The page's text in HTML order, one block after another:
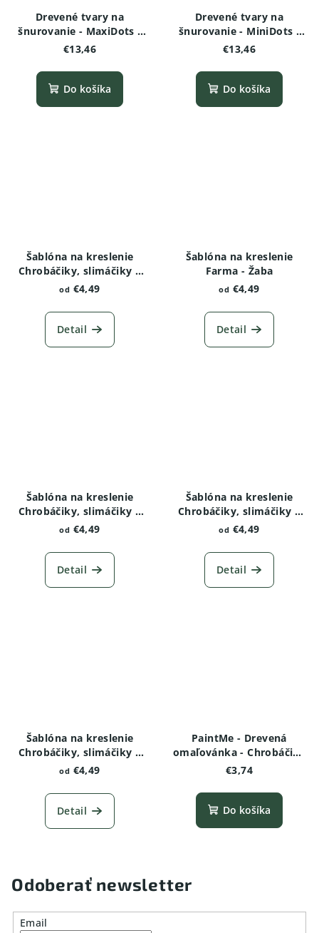
Drevené tvary na
šnurovanie - MaxiDots -
Motýľ
€13,46
Do košíka
Drevené tvary na
šnurovanie - MiniDots -
Motýľ
€13,46
Do košíka
Šablóna na kreslenie
Chrobáčiky, slimáčiky a
červíky - Žižiavka
od €4,49
Detail
Šablóna na kreslenie
Farma - Žaba
od €4,49
Detail
Šablóna na kreslenie
Chrobáčiky, slimáčiky a
červíky - Kobylka
od €4,49
Detail
Šablóna na kreslenie
Chrobáčiky, slimáčiky a
červíky - Lienka variant 2
od €4,49
Detail
Šablóna na kreslenie
Chrobáčiky, slimáčiky a
červíky -Dážďovka
od €4,49
Detail
PaintMe - Drevená
omaľovánka - Chrobáčiky
a pavúčiky - Chrúst
€3,74
Do košíka
Odoberať newsletter
Email